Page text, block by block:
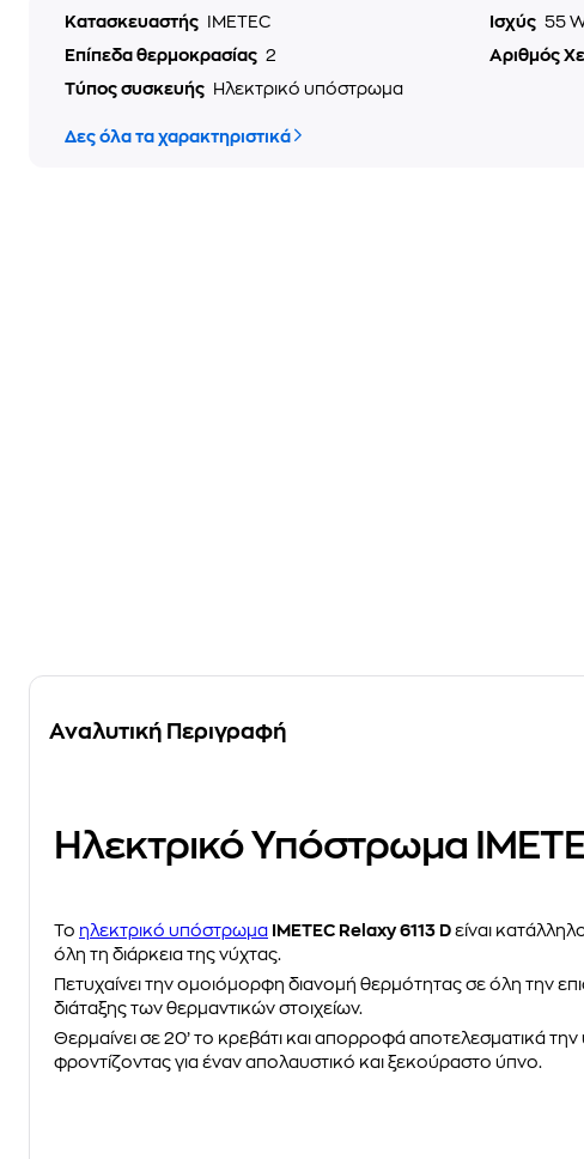
Κατασκευαστής IMETEC Ισχύς 55
Επίπεδα θερμοκρασίας 2 Αριθμός
Τύπος συσκευής
Ηλεκτρικό υπόστρωμα
Δες όλα τα χαρακτηριστικά
Αναλυτική Περιγραφή
Ηλεκτρικό Υπόστρωμα
Το ηλεκτρικό υπόστρωμα IMETEC Relaxy 6113 D είναι
όλη τη διάρκεια της νύχτας.
Πετυχαίνει την ομοιόμορφη διανομή θερμότητας σε όλη την
διάταξης των θερμαντικών στοιχείων.
Θερμαίνει σε 20’ το κρεβάτι και απορροφά αποτελεσματικά
φροντίζοντας για έναν απολαυστικό και ξεκούραστο ύπνο.